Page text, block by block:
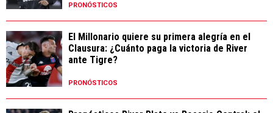
PRONÓSTICOS
El Millonario quiere su primera alegría en el
Clausura: ¿Cuánto paga la victoria de River
ante Tigre?
PRONÓSTICOS